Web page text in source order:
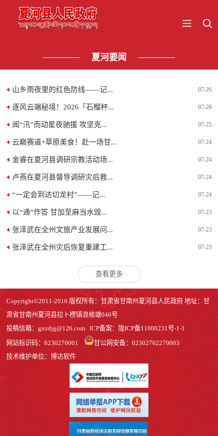
夏河要闻
07-26
山乡雨夜里的红色防线——记...
07-26
逐风云端秘境！2026「石榴杯...
07-25
闻“汛”而动星夜驰援 攻坚克...
07-24
云巅赛道+草原美食！赴一场甘...
07-24
金睿在夏河县调研宗教活动场...
07-24
卢燕在夏河县督导调研灾后救...
07-24
“一定会到达切龙村”——记...
07-23
以“通”作答 甘加至麻当水毁...
07-23
张泽武在全州文旅产业发展问...
07-23
张泽武在全州灾后恢复重建工...
查看更多
Copyright©2011-2016 版权所有：甘肃省甘南州夏河县人民政府 地址：甘
肃省甘南州夏河县拉卜楞镇浪格塘046号
投稿信箱：gnzdjg@126.com ICP备案： 陇ICP备11000231号-1-1
网站标识码：6230270001
甘公网安备：62302702270003
技术维护单位：博达软件